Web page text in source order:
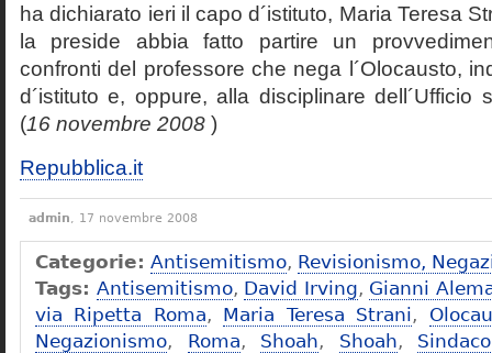
ha dichiarato ieri il capo d´istituto, Maria Teresa
la preside abbia fatto partire un
confronti del professore che nega l´Olocausto,
d´istituto e, oppure, alla disciplinare dell´Ufficio
(16 novembre 2008 )
Repubblica.it
admin, 17 novembre 2008
Categorie: Antisemitismo, Revisionismo,
Tags: Antisemitismo, David Irving, Gianni
via Ripetta Roma, Maria Teresa Strani,
Negazionismo, Roma, Shoah, Shoah,